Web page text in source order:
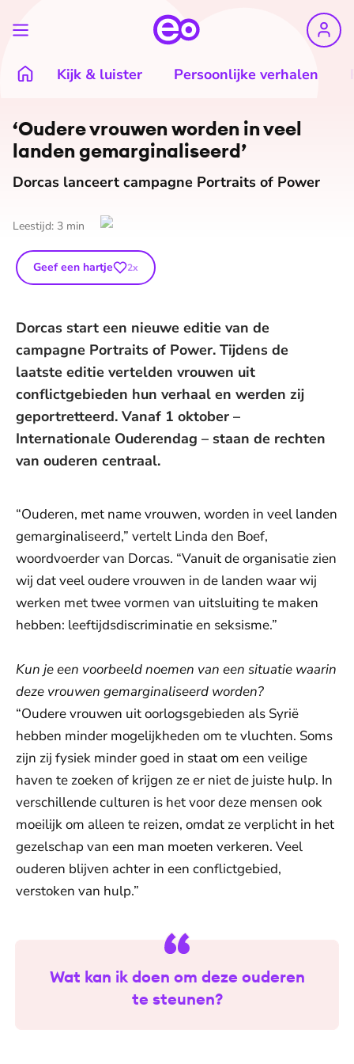
Kijk & luister Persoonlijke verhalen
©Red een Kind
‘Oudere vrouwen worden in veel
landen ge­mar­gi­na­li­seerd’
Dorcas lanceert campagne Portraits of Power
Leestijd: 3 min
Geef een hartje 2x
Dorcas start een nieuwe editie van de
campagne Portraits of Power. Tijdens de
laatste editie vertelden vrouwen uit
conflictgebieden hun verhaal en werden zij
geportretteerd. Vanaf 1 oktober –
Internationale Ouderendag – staan de rechten
van ouderen centraal.
“Ouderen, met name vrouwen, worden in veel landen
gemarginaliseerd,” vertelt Linda den Boef,
woordvoerder van Dorcas. “Vanuit de organisatie zien
wij dat veel oudere vrouwen in de landen waar wij
werken met twee vormen van uitsluiting te maken
hebben: leeftijdsdiscriminatie en seksisme.”
Kun je een voorbeeld noemen van een situatie waarin
deze vrouwen gemarginaliseerd worden?
“Oudere vrouwen uit oorlogsgebieden als Syrië
hebben minder mogelijkheden om te vluchten. Soms
zijn zij fysiek minder goed in staat om een veilige
haven te zoeken of krijgen ze er niet de juiste hulp. In
verschillende culturen is het voor deze mensen ook
moeilijk om alleen te reizen, omdat ze verplicht in het
gezelschap van een man moeten verkeren. Veel
ouderen blijven achter in een conflictgebied,
verstoken van hulp.”
Wat kan ik doen om deze ouderen
te steunen?